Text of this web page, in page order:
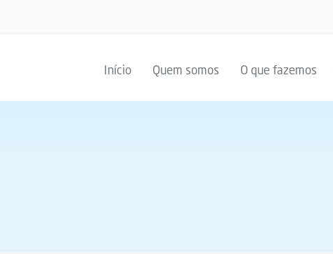
Início Quem somos O que fazemos